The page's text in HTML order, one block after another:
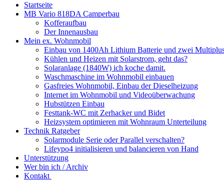
Startseite
MB Vario 818DA Camperbau
Kofferaufbau
Der Innenausbau
Mein ex. Wohnmobil
Einbau von 1400Ah Lithium Batterie und zwei
Kühlen und Heizen mit Solarstrom, geht das?
Solaranlage (1840W) ich koche damit.
Waschmaschine im Wohnmobil einbauen
Gasfreies Wohnmobil, Einbau der Dieselheizung
Internet im Wohnmobil und Videoüberwachung
Hubstützen Einbau
Festtank-WC mit Zerhacker und Bidet
Heizsystem optimieren mit Wohnraum Unterteilung
Technik Ratgeber
Solarmodule Serie oder Parallel verschalten?
Lifeypo4 initialisieren und balancieren von Hand
Unterstützung
Wer bin ich / Archiv
Kontakt